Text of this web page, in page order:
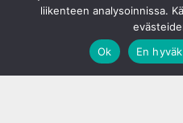
liikenteen analysoinnissa.
Ok
En